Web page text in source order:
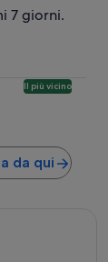
7 giorni.
Il più vicino
da qui